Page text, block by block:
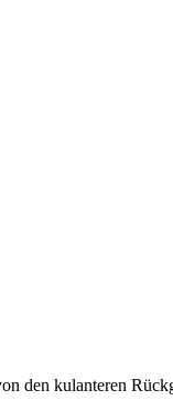
den kulanteren